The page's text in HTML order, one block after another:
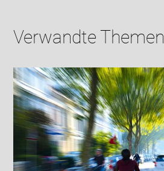
Verwandte Themen